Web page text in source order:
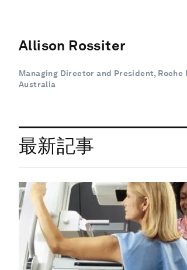
Allison Rossiter
Managing Director and President, Roche
Australia
最新記事